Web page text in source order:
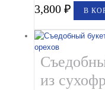
Съедобные Боксы
Букеты из раков и
3,800₽ В
из